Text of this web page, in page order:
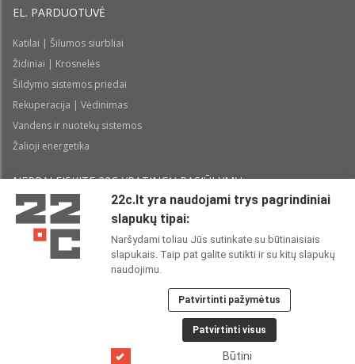
EL. PARDUOTUVĖ
Katilai | Šilumos siurbliai
Židiniai | Krosnelės
Šildymo sistemos priedai
Rekuperacija | Vėdinimas
Vandens ir nuotekų sistemos
Žalioji energetika
NEPRALEISKITE 22С YPATINGŲ PASIŪLYMŲ:
Perskaičiau ir sutinku su 22CPrivatumo politika
22C SOCIALINIUOSE TINKLUOSE:
22c.lt yra naudojami trys pagrindiniai
slapukų tipai:
Naršydami toliau Jūs sutinkate su būtinaisiais
slapukais. Taip pat galite sutikti ir su kitų slapukų
naudojimu.
Patvirtinti pažymėtus
Patvirtinti visus
Būtini